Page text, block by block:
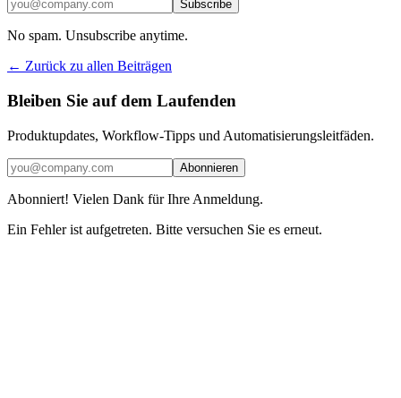
Subscribe
No spam. Unsubscribe anytime.
← Zurück zu allen Beiträgen
Bleiben Sie auf dem Laufenden
Produktupdates, Workflow-Tipps und Automatisierungsleitfäden.
Abonnieren
Abonniert! Vielen Dank für Ihre Anmeldung.
Ein Fehler ist aufgetreten. Bitte versuchen Sie es erneut.